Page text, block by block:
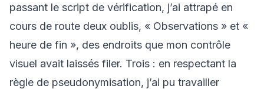
passant le script de vérification, j’ai attrapé en
cours de route deux oublis, « Observations » et «
heure de fin », des endroits que mon contrôle
visuel avait laissés filer. Trois : en respectant la
règle de pseudonymisation, j’ai pu travailler